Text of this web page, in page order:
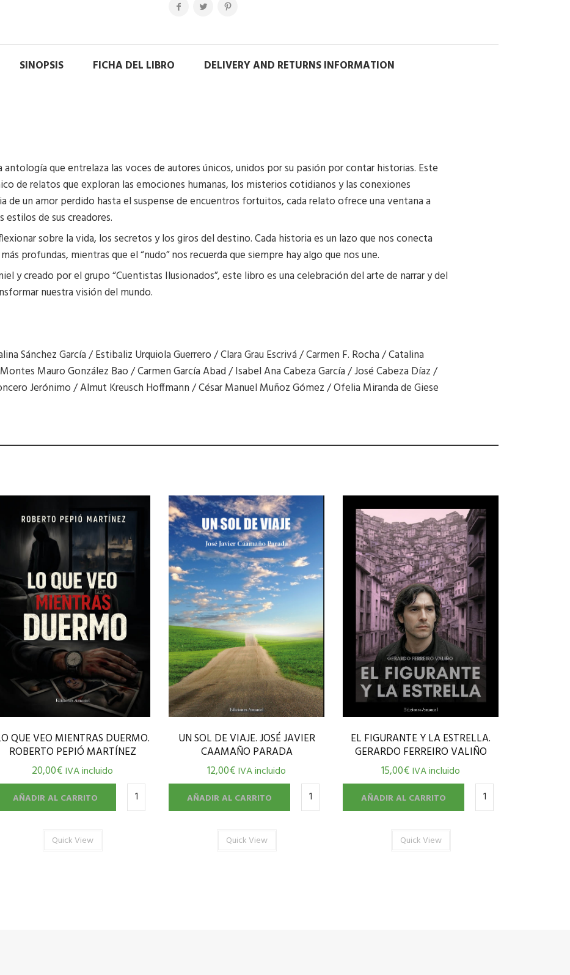
SINOPSIS FICHA DEL LIBRO DELIVERY AND RETURNS INFORMATION
antología que entrelaza las voces de autores únicos, unidos por su pasión por contar historias. Este
de relatos que exploran las emociones humanas, los misterios cotidianos y las conexiones
de un amor perdido hasta el suspense de encuentros fortuitos, cada relato ofrece una ventana a
de sus creadores.
sobre la vida, los secretos y los giros del destino. Cada historia es un lazo que nos conecta
profundas, mientras que el “nudo” nos recuerda que siempre hay algo que nos une.
y creado por el grupo “Cuentistas Ilusionados”, este libro es una celebración del arte de narrar y del
nuestra visión del mundo.
Sánchez García / Estibaliz Urquiola Guerrero / Clara Grau Escrivá / Carmen F. Rocha / Catalina
Mauro González Bao / Carmen García Abad / Isabel Ana Cabeza García / José Cabeza Díaz /
Jerónimo / Almut Kreusch Hoffmann / César Manuel Muñoz Gómez / Ofelia Miranda de Giese
QUE VEO MIENTRAS DUERMO.
ROBERTO PEPIÓ MARTÍNEZ
20,00€IVA incluido
AÑADIR AL CARRITO
Quick View
UN SOL DE VIAJE. JOSÉ JAVIER
CAAMAÑO PARADA
12,00€IVA incluido
AÑADIR AL CARRITO
Quick View
EL FIGURANTE Y LA ESTRELLA.
GERARDO FERREIRO VALIÑO
15,00€IVA incluido
AÑADIR AL CARRITO
Quick View